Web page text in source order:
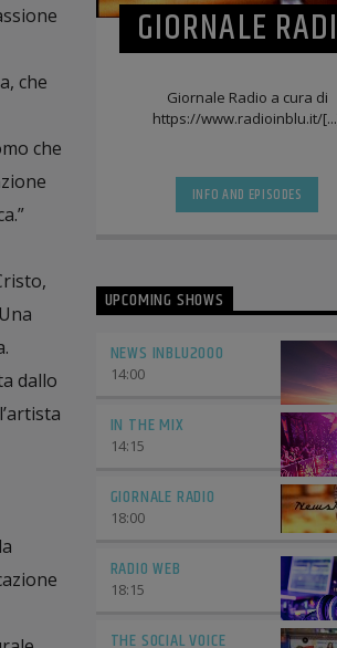
che
che
dallo
GIORNALE
Giornale Radio a cura di
https://www.radioinblu.it/
INFO AND EPISODES
UPCOMING SHOWS
NEWS INBLU2000
14:00
IN THE MIX
14:15
GIORNALE RADIO
18:00
RADIO WEB
18:15
THE SOCIAL VOICE